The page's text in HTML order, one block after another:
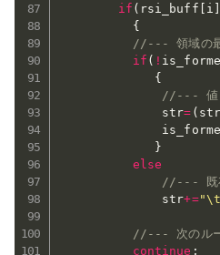
if ( rsi_buff i
{
//--- 領域の最
if ( !
{
//--- 値と
              str
= (
}
else
//--- 既存
              str
+=
//--- 次のル
continue ;